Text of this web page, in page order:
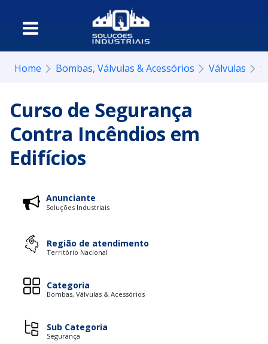
Home Bombas, Válvulas & Acessórios Válvulas
Curso de Segurança
Contra Incêndios em
Edifícios
Anunciante
Soluções Industriais
Região de atendimento
Território Nacional
Categoria
Bombas, Válvulas & Acessórios
Sub Categoria
Segurança